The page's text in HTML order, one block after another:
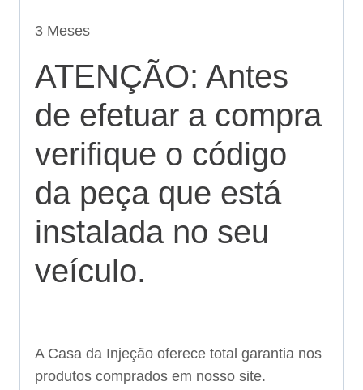
3 Meses
ATENÇÃO: Antes
de efetuar a compra
verifique o código
da peça que está
instalada no seu
veículo.
A Casa da Injeção oferece total garantia nos
produtos comprados em nosso site.